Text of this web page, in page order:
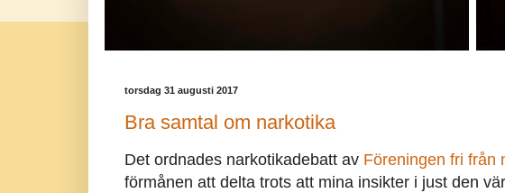
torsdag 31 augusti 2017
Bra samtal om narkotika
Det ordnades narkotikadebatt av Föreningen fri från
förmånen att delta trots att mina insikter i just den